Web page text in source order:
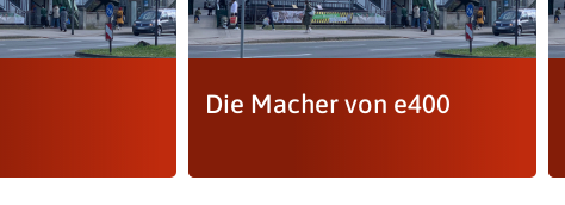
Die Macher von e400